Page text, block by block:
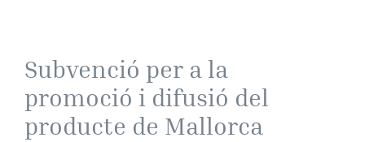
Subvenció per a la
promoció i difusió del
producte de Mallorca